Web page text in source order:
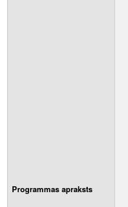
Programmas apraksts